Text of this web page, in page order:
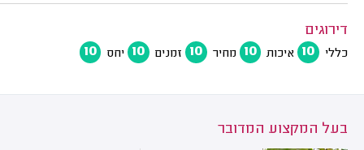
דירוגים
כללי 10 איכות 10 מחיר 10 זמנים 10 יחס 10
בעל המקצוע המדובר